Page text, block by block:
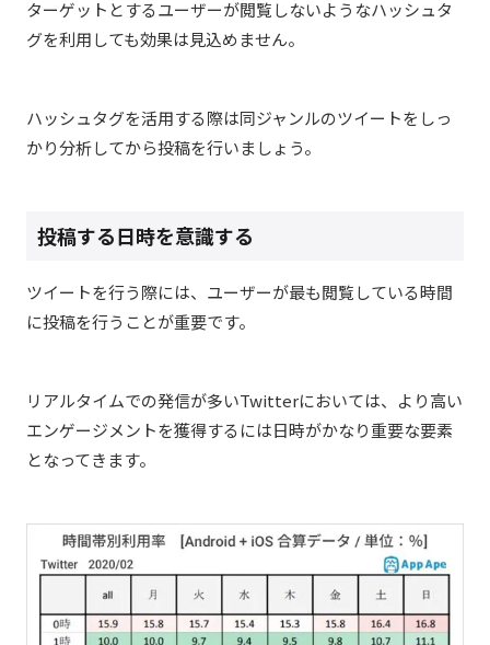
ターゲットとするユーザーが閲覧しないようなハッシュタ
グを利用しても効果は見込めません。
ハッシュタグを活用する際は同ジャンルのツイートをしっ
かり分析してから投稿を行いましょう。
投稿する日時を意識する
ツイートを行う際には、ユーザーが最も閲覧している時間
に投稿を行うことが重要です。
リアルタイムでの発信が多いTwitterにおいては、より高い
エンゲージメントを獲得するには日時がかなり重要な要素
となってきます。